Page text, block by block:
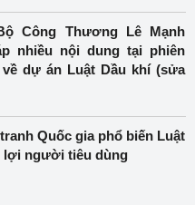
Công Thương Lê Mạnh
nhiều nội dung tại phiên
dự án Luật Dầu khí (sửa
Quốc gia phổ biến Luật
lợi người tiêu dùng